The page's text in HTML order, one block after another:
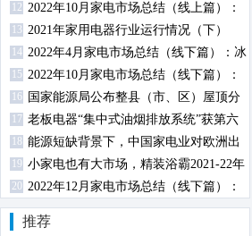
12 2022年10月家电市场总结（线上篇）：
两净品类零售额规模均提升
13 2021年家用电器行业运行情况（下）
14 2022年4月家电市场总结（线下篇）：冰
柜零售额规模同比增长
15 2022年10月家电市场总结（线下篇）：
冰箱冰柜销额同比下降
16
国家能源局公布整县（市、区）屋顶分
布式光伏开发试点名单
17 老板电器“集中式油烟排放系统”获第六
届中国设计智造大奖金奖
18 能源短缺背景下，中国家电业对欧洲出
口分析
19 小家电也有大市场，精装浴霸2021-22年
规模配套超700万
20 2022年12月家电市场总结（线下篇）：
冰洗空冷规模均下降
推荐